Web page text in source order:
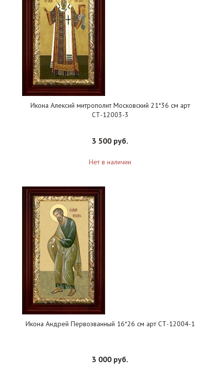
Икона Алексий митрополит Московский 21*36 см арт
СТ-12003-3
3 500 руб.
Нет в наличии
Икона Андрей Первозванный 16*26 см арт СТ-12004-1
3 000 руб.